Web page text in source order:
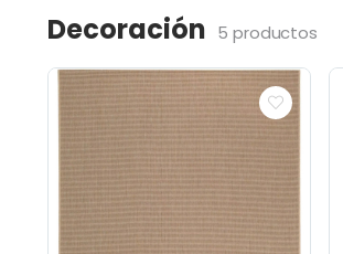
Decoración 5 productos